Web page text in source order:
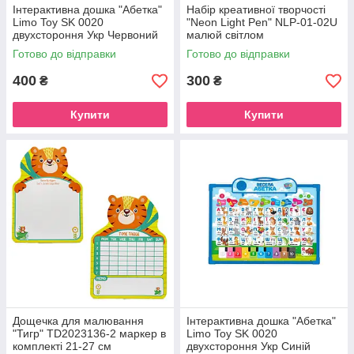
Інтерактивна дошка "Абетка"
Limo Toy SK 0020
двухстороння Укр Червоний
Готово до відправки
400 ₴
Купити
Набір креативної творчості
"Neon Light Pen" NLP-01-02U
малюй світлом
Готово до відправки
300 ₴
Купити
Дощечка для малювання
"Тигр" TD2023136-2 маркер в
комплекті 21-27 см
Інтерактивна дошка "Абетка"
Limo Toy SK 0020
двухстороння Укр Синій